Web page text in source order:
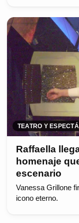
TEATRO Y
Raffaella
homenaje
escenario
Vanessa Grillone
icono eterno.